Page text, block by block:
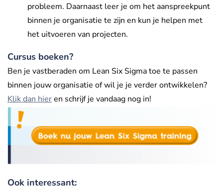
probleem. Daarnaast leer je om het aanspreekpunt
binnen je organisatie te zijn en kun je helpen met
het uitvoeren van projecten.
Cursus boeken?
Ben je vastberaden om Lean Six Sigma toe te passen
binnen jouw organisatie of wil je je verder ontwikkelen?
Klik dan hieren schrijf je vandaag nog in!
Ook interessant: